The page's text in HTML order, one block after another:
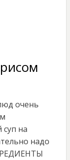
очень
на
надо